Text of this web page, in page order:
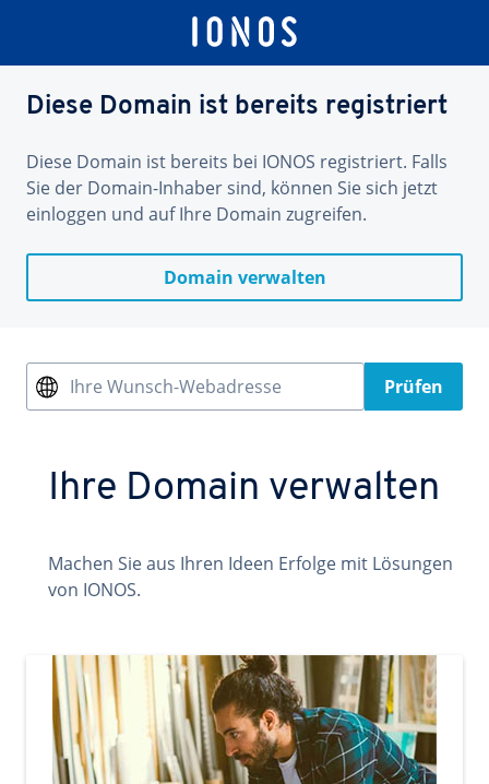
Diese Domain ist bereits registriert
Diese Domain ist bereits bei IONOS registriert. Falls
Sie der Domain-Inhaber sind, können Sie sich jetzt
einloggen und auf Ihre Domain zugreifen.
Domain verwalten
Ihre Wunsch-Webadresse Prüfen
Ihre Domain verwalten
Machen Sie aus Ihren Ideen Erfolge mit Lösungen
von IONOS.